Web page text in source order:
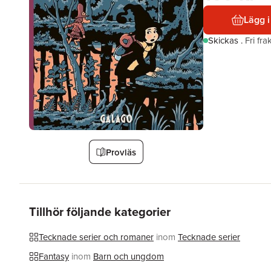
Provläs
Lägg
Skickas . Fri
Tillhör följande kategorier
Tecknade serier och romaner inom Tecknade serier
Fantasy inom Barn och ungdom